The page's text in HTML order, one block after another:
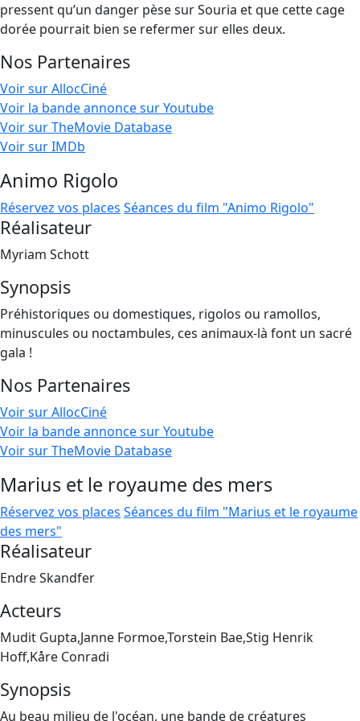
pressent qu’un danger pèse sur Souria et que cette cage
dorée pourrait bien se refermer sur elles deux.
Nos Partenaires
Voir sur AllocCiné
Voir la bande annonce sur Youtube
Voir sur TheMovie Database
Voir sur IMDb
Animo Rigolo
Réservez vos places Séances du film "Animo Rigolo"
Réalisateur
Myriam Schott
Synopsis
Préhistoriques ou domestiques, rigolos ou ramollos,
minuscules ou noctambules, ces animaux-là font un sacré
gala !
Nos Partenaires
Voir sur AllocCiné
Voir la bande annonce sur Youtube
Voir sur TheMovie Database
Marius et le royaume des mers
Réservez vos places Séances du film "Marius et le royaume
des mers"
Réalisateur
Endre Skandfer
Acteurs
Mudit Gupta,Janne Formoe,Torstein Bae,Stig Henrik
Hoff,Kåre Conradi
Synopsis
Au beau milieu de l'océan, une bande de créatures